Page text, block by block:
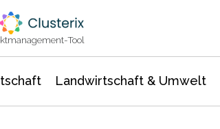
Tool
Landwirtschaft & Umwelt